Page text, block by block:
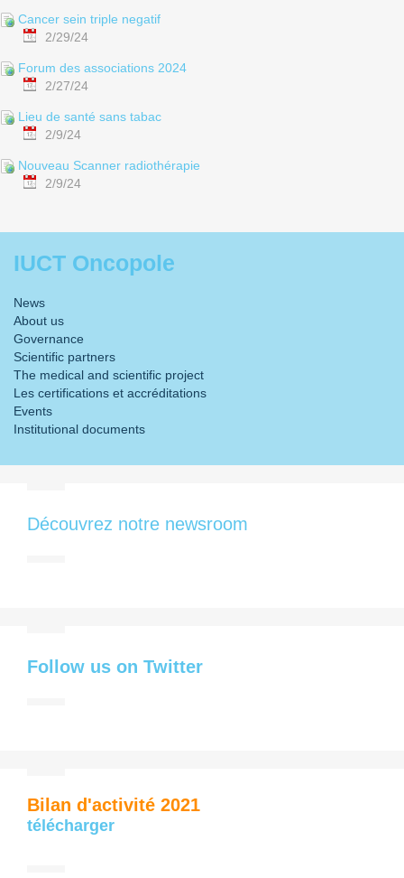
Cancer sein triple negatif
2/29/24
Forum des associations 2024
2/27/24
Lieu de santé sans tabac
2/9/24
Nouveau Scanner radiothérapie
2/9/24
IUCT Oncopole
News
About us
Governance
Scientific partners
The medical and scientific project
Les certifications et accréditations
Events
Institutional documents
Découvrez notre newsroom
Follow us on Twitter
Bilan d'activité 2021
télécharger